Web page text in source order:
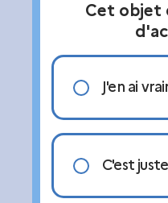
Cet objet
J'en ai
C'est